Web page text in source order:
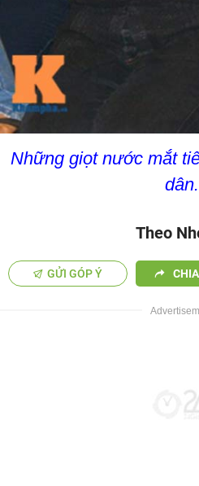
Những giọt nước mắt
dân.
Theo
GỬI GÓP Ý